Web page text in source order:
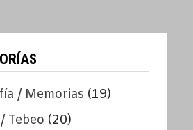
/ Memorias (19)
Tebeo (20)